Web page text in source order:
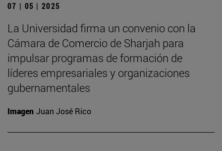
07 | 05 | 2025
La Universidad firma un convenio con la
Cámara de Comercio de Sharjah para
impulsar programas de formación de
líderes empresariales y organizaciones
gubernamentales
Imagen Juan José Rico